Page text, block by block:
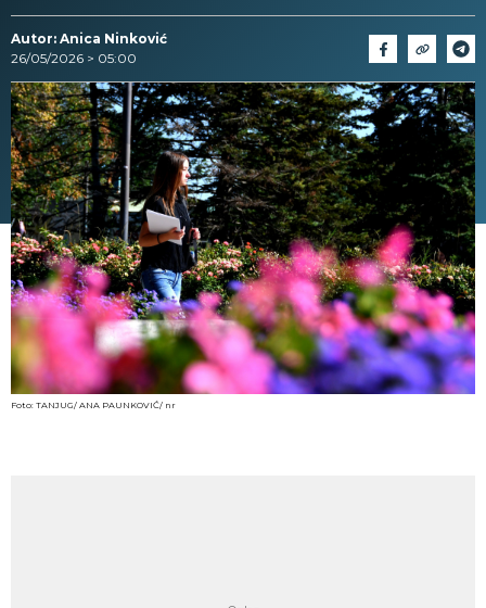
Autor: Anica Ninković
26/05/2026 > 05:00
Foto: TANJUG/ ANA PAUNKOVIĆ/ nr